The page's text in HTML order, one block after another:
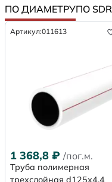
ПО ДИАМЕТРУПО SDR
Артикул:011613
1 368,8 ₽ /пог.м.
Труба полимерная
трехслойная d125х4,4